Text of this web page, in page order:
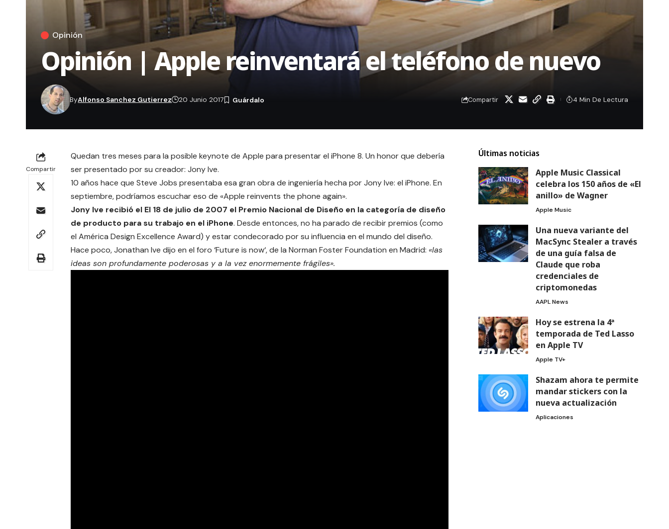
Opinión
Opinión | Apple reinventará el teléfono de nuevo
ByAlfonso Sanchez Gutierrez 20 Junio 2017 Compartir 4 Min De Lectura
Compartir
Quedan tres meses para la posible keynote de Apple para presentar el iPhone 8. Un honor que debería
ser presentado por su creador: Jony Ive.
10 años hace que Steve Jobs presentaba esa gran obra de ingeniería hecha por Jony Ive: el iPhone. En
septiembre, podríamos escuchar eso de «Apple reinvents the phone again».
Jony Ive recibió el El 18 de julio de 2007 el Premio Nacional de Diseño en la categoría de diseño
de producto para su trabajo en el iPhone. Desde entonces, no ha parado de recibir premios (como
el América Design Excellence Award) y estar condecorado por su influencia en el mundo del diseño.
Hace poco, Jonathan Ive dijo en el foro ‘Future is now‘, de la Norman Foster Foundation en Madrid: «las
ideas son profundamente poderosas y a la vez enormemente frágiles».
Últimas noticias
Apple Music Classical
celebra los 150 años de «El
anillo» de Wagner
Apple Music
Una nueva variante del
MacSync Stealer a través
de una guía falsa de
Claude que roba
credenciales de
criptomonedas
AAPL News
Hoy se estrena la 4ª
temporada de Ted Lasso
en Apple TV
Apple TV+
Shazam ahora te permite
mandar stickers con la
nueva actualización
Aplicaciones